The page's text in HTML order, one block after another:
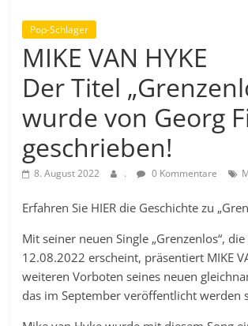
Pop-Schlager
MIKE VAN HYKE
Der Titel
wurde von Georg
geschrieben!
8. August 2022 . 0 Kommentare
Erfahren Sie HIER die Geschichte zu
Mit seiner neuen Single „Grenzenlos“, die
12.08.2022 erscheint, präsentiert MIKE
weiteren Vorboten seines neuen
das im September veröffentlicht werden